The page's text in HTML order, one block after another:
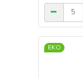
EKO